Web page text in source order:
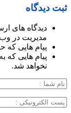
ثبت دیدگاه
دیدگاه های
مدیریت در
پیام هایی که
پیام هایی که
نخواهد شد.